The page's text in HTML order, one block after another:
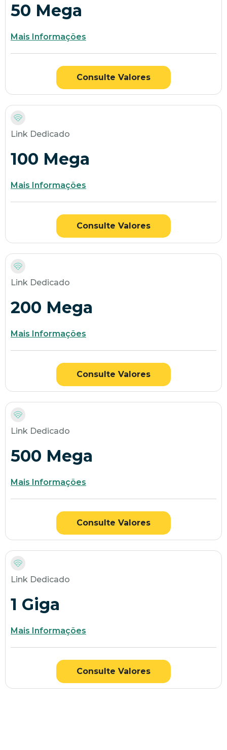
50 Mega
Mais Informações
Consulte Valores
Link Dedicado
100 Mega
Mais Informações
Consulte Valores
Link Dedicado
200 Mega
Mais Informações
Consulte Valores
Link Dedicado
500 Mega
Mais Informações
Consulte Valores
Link Dedicado
1 Giga
Mais Informações
Consulte Valores